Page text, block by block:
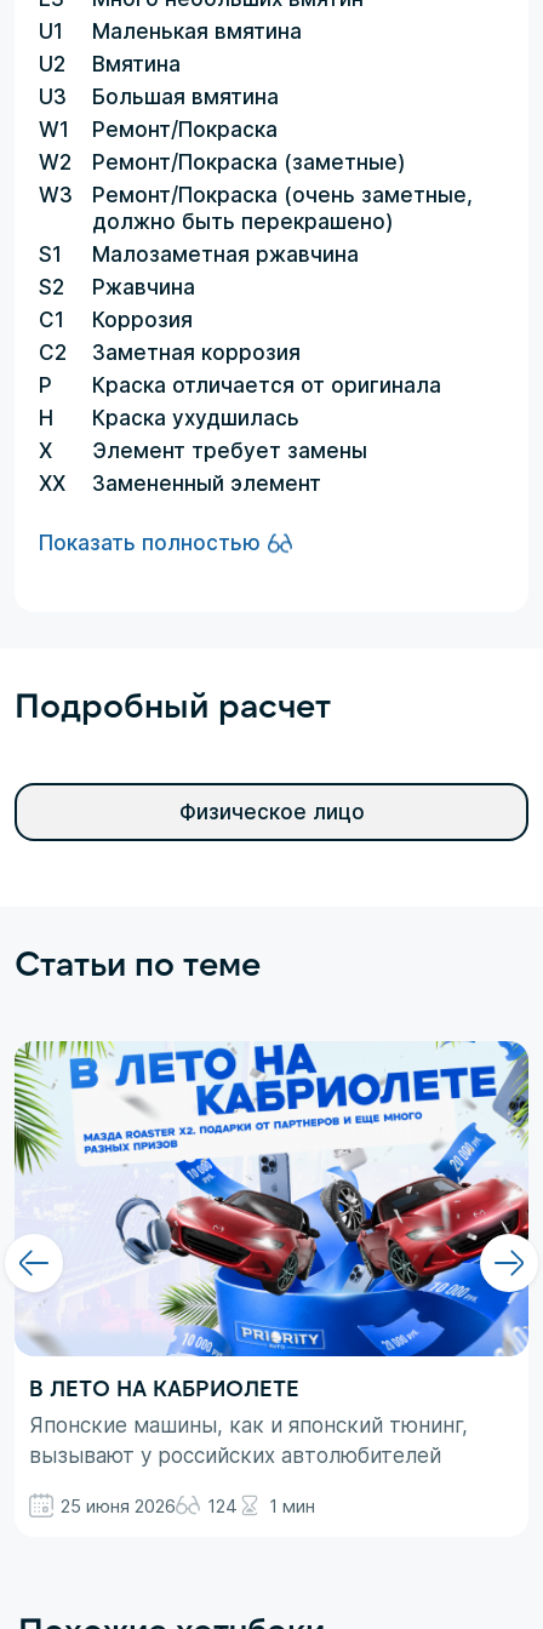
U1
Маленькая вмятина
U2
Вмятина
U3
Большая вмятина
W1
Ремонт/Покраска
W2
Ремонт/Покраска (заметные)
W3
Ремонт/Покраска (очень заметные,
должно быть перекрашено)
S1
Малозаметная ржавчина
S2
Ржавчина
C1
Коррозия
C2
Заметная коррозия
P
Краска отличается от оригинала
H
Краска ухудшилась
X
Элемент требует замены
XX
Замененный элемент
Показать полностью
Подробный расчет
Физическое лицо
Статьи по теме
В ЛЕТО НА КАБРИОЛЕТЕ
Японские машины, как и японский тюнинг,
вызывают у российских автолюбителей
просто ассоциируются с вполне понятными
25 июня 2026 124 1 мин